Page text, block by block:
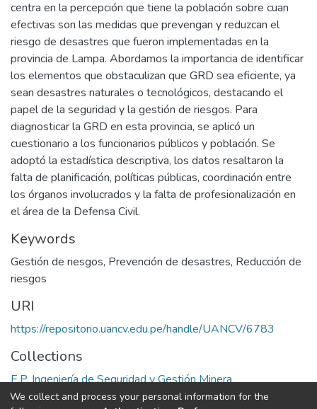
centra en la percepción que tiene la población sobre cuan
efectivas son las medidas que prevengan y reduzcan el
riesgo de desastres que fueron implementadas en la
provincia de Lampa. Abordamos la importancia de identificar
los elementos que obstaculizan que GRD sea eficiente, ya
sean desastres naturales o tecnológicos, destacando el
papel de la seguridad y la gestión de riesgos. Para
diagnosticar la GRD en esta provincia, se aplicó un
cuestionario a los funcionarios públicos y población. Se
adoptó la estadística descriptiva, los datos resaltaron la
falta de planificación, políticas públicas, coordinación entre
los órganos involucrados y la falta de profesionalización en
el área de la Defensa Civil.
Keywords
Gestión de riesgos, Prevención de desastres, Reducción de
riesgos
URI
https://repositorio.uancv.edu.pe/handle/UANCV/6783
Collections
E.P. Ingeniería de Seguridad y Gestión Minera
We collect and process your personal information for the